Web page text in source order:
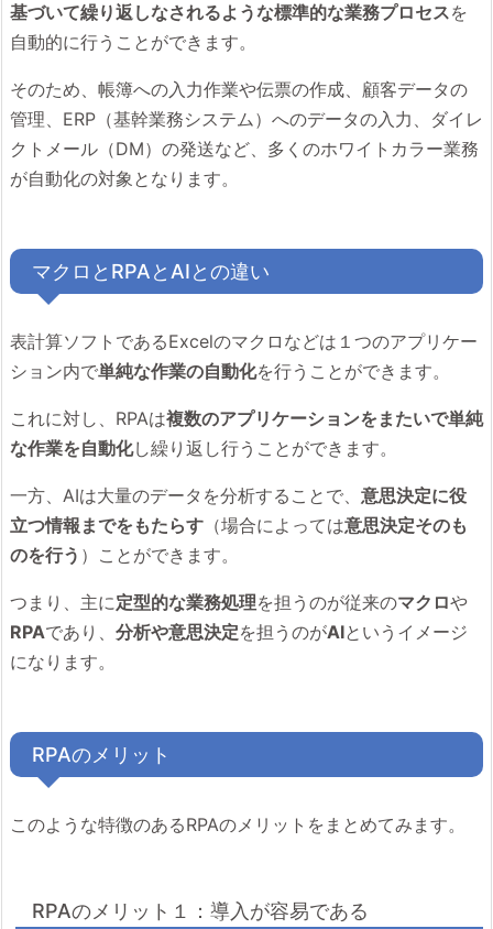
基づいて繰り返しなされるような標準的な業務プロセスを
自動的に行うことができます。
そのため、帳簿への入力作業や伝票の作成、顧客データの
管理、ERP（基幹業務システム）へのデータの入力、ダイレ
クトメール（DM）の発送など、多くのホワイトカラー業務
が自動化の対象となります。
マクロとRPAとAIとの違い
表計算ソフトであるExcelのマクロなどは１つのアプリケー
ション内で単純な作業の自動化を行うことができます。
これに対し、RPAは複数のアプリケーションをまたいで単純
な作業を自動化し繰り返し行うことができます。
一方、AIは大量のデータを分析することで、 意思決定に役
立つ情報までをもたらす （場合によっては意思決定そのも
のを行う ）ことができます。
つまり、主に定型的な業務処理を担うのが従来のマクロや
RPAであり、 分析や意思決定を担うのがAIというイメージ
になります。
RPAのメリット
このような特徴のあるRPAのメリットをまとめてみます。
RPAのメリット１：導入が容易である